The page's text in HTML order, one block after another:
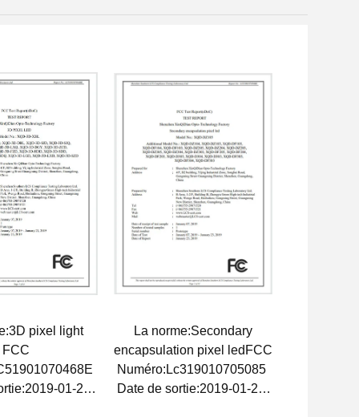
pixel light
FCC
01-23
La norme:Secondary
encapsulation pixel ledFCC
Numéro:Lc319010705085
Date de sortie:2019-01-23